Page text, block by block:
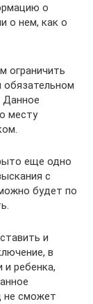
о
о нем, как о
ограничить
обязательном
Данное
месту
еще одно
с
будет по
и
в
ребенка,
не сможет